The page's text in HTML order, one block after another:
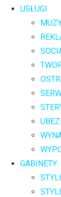
USŁUGI
GABINETY